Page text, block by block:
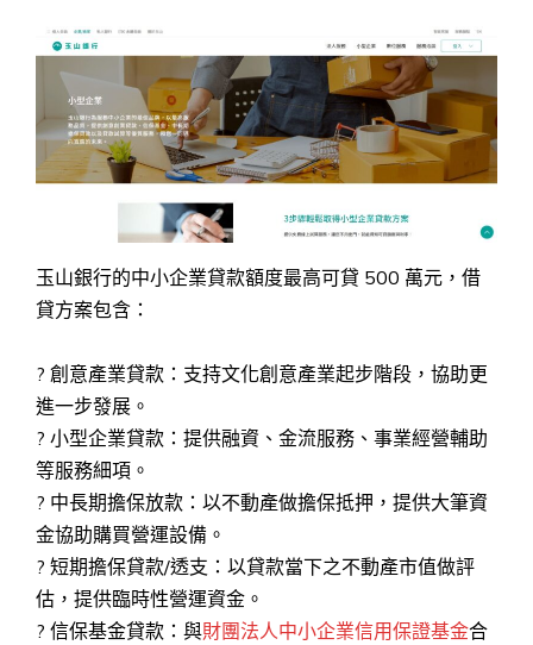
玉山銀行的中小企業貸款額度最高可貸 500 萬元，借
貸方案包含：
? 創意產業貸款：支持文化創意產業起步階段，協助更
進一步發展。
? 小型企業貸款：提供融資、金流服務、事業經營輔助
等服務細項。
? 中長期擔保放款：以不動產做擔保抵押，提供大筆資
金協助購買營運設備。
? 短期擔保貸款/透支：以貸款當下之不動產市值做評
估，提供臨時性營運資金。
? 信保基金貸款：與財團法人中小企業信用保證基金合